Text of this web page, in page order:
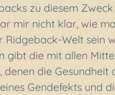
zu diesem Zweck
mir nicht klar, wie
Ridgeback-Welt sein
gibt die mit allen
die Gesundheit
Gendefekts und